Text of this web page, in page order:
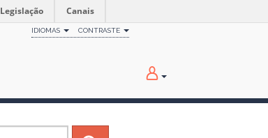
Legislação Canais
IDIOMAS CONTRASTE